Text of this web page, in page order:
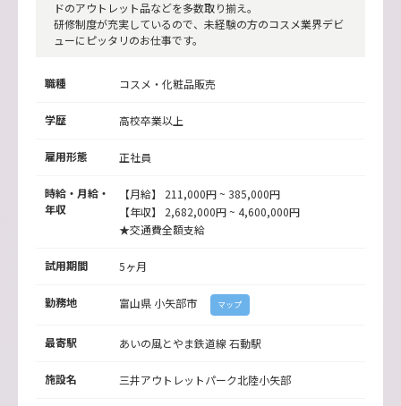
ドのアウトレット品などを多数取り揃え。
研修制度が充実しているので、未経験の方のコスメ業界デビ
ューにピッタリのお仕事です。
職種 コスメ・化粧品販売
学歴 高校卒業以上
雇用形態 正社員
時給・月給・
年収
【月給】 211,000円 ~ 385,000円
【年収】 2,682,000円 ~ 4,600,000円
★交通費全額支給
試用期間 5ヶ月
勤務地 富山県 小矢部市 マップ
最寄駅 あいの風とやま鉄道線 石動駅
施設名 三井アウトレットパーク北陸小矢部